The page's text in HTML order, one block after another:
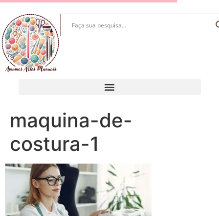
maquina-de-
costura-1